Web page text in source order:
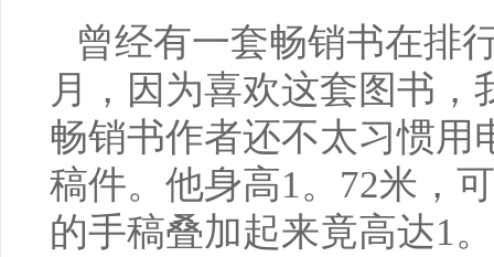
曾经有一套畅销书在排
月，因为喜欢这套图书
畅销书作者还不太习惯用
稿件。他身高1。72米，
的手稿叠加起来竟高达1